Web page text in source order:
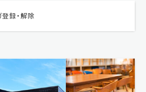
録・解除